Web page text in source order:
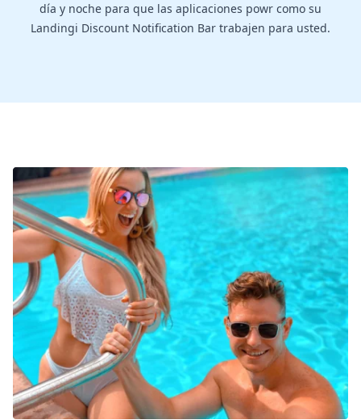
día y noche para que las aplicaciones powr como su
Landingi Discount Notification Bar trabajen para usted.